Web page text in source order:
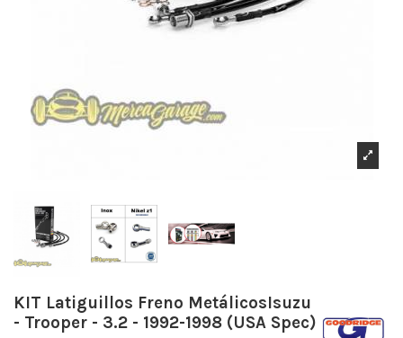
KIT Latiguillos Freno MetálicosIsuzu
- Trooper - 3.2 - 1992-1998 (USA Spec)